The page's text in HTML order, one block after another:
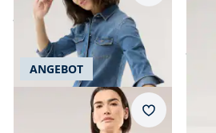
ab
€ 89,99
ab
ANGEBOT
Baumwoll-Basic-Shirt
Merkzettel